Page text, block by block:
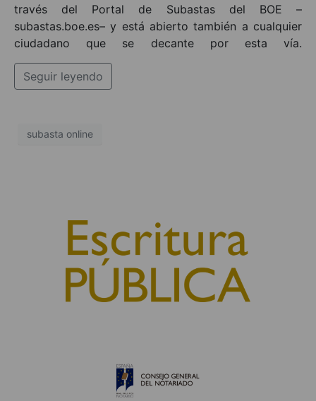
través del Portal de Subastas del BOE –
subastas.boe.es– y está abierto también a cualquier
ciudadano que se decante por esta vía.
Seguir leyendo
subasta online